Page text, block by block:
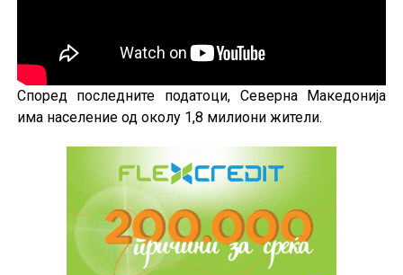
Според последните податоци, Северна Македонија
има население од околу 1,8 милиони жители.